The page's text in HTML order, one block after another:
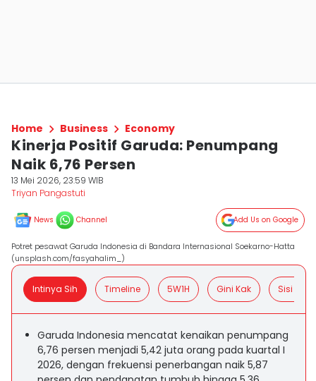
Home Business Economy
Kinerja Positif Garuda: Penumpang
Naik 6,76 Persen
13 Mei 2026, 23:59 WIB
Triyan Pangastuti
News Channel Add Us on Google
Potret pesawat Garuda Indonesia di Bandara Internasional Soekarno-Hatta
(unsplash.com/fasyahalim_)
Intinya Sih Timeline 5W1H Gini Kak Sisi
Garuda Indonesia mencatat kenaikan penumpang
6,76 persen menjadi 5,42 juta orang pada kuartal I
2026, dengan frekuensi penerbangan naik 5,87